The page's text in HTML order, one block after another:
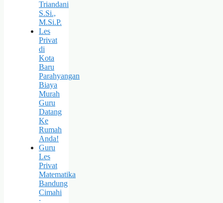
Triandani
S.Si.,
M.Si.P.
Les
Privat
di
Kota
Baru
Parahyangan
Biaya
Murah
Guru
Datang
Ke
Rumah
Anda!
Guru
Les
Privat
Matematika
Bandung
Cimahi
: